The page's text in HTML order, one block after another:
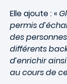
Elle ajoute : «
permis
des
différents
d’enrichir
au cours de